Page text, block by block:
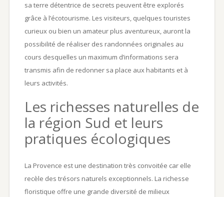
sa terre détentrice de secrets peuvent être explorés
grâce à l’écotourisme. Les visiteurs, quelques touristes
curieux ou bien un amateur plus aventureux, auront la
possibilité de réaliser des randonnées originales au
cours desquelles un maximum d’informations sera
transmis afin de redonner sa place aux habitants et à
leurs activités.
Les richesses naturelles de
la région Sud et leurs
pratiques écologiques
La Provence est une destination très convoitée car elle
recèle des trésors naturels exceptionnels. La richesse
floristique offre une grande diversité de milieux